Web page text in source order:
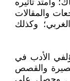
وامتد تأثيره
والمقالات
وكذلك
الأدب في
والقصص